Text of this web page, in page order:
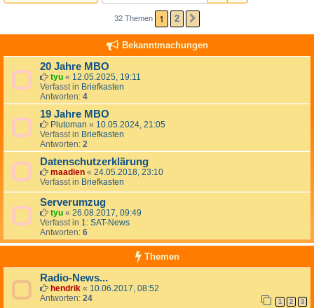
32 Themen 1 2
Bekanntmachungen
20 Jahre MBO
tyu « 12.05.2025, 19:11
Verfasst in Briefkasten
Antworten: 4
19 Jahre MBO
Plutoman « 10.05.2024, 21:05
Verfasst in Briefkasten
Antworten: 2
Datenschutzerklärung
maadien « 24.05.2018, 23:10
Verfasst in Briefkasten
Serverumzug
tyu « 26.08.2017, 09:49
Verfasst in 1: SAT-News
Antworten: 6
Themen
Radio-News...
hendrik « 10.06.2017, 08:52
Antworten: 24 1 2 3